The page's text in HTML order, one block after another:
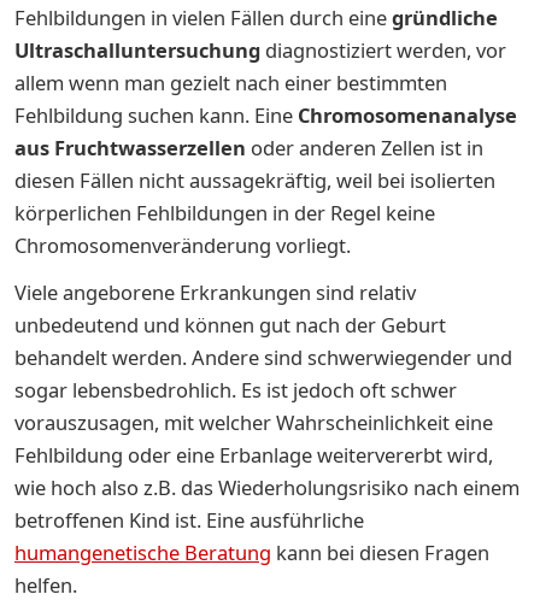
Fehlbildungen in vielen Fällen durch einegründliche
Ultraschalluntersuchung diagnostiziert werden, vor
allem wenn man gezielt nach einer bestimmten
Fehlbildung suchen kann. Eine Chromosomenanalyse
aus Fruchtwasserzellen oder anderen Zellen ist in
diesen Fällen nicht aussagekräftig, weil bei isolierten
körperlichen Fehlbildungen in der Regel keine
Chromosomenveränderung vorliegt.
Viele angeborene Erkrankungen sind relativ
unbedeutend und können gut nach der Geburt
behandelt werden. Andere sind schwerwiegender und
sogar lebensbedrohlich. Es ist jedoch oft schwer
vorauszusagen, mit welcher Wahrscheinlichkeit eine
Fehlbildung oder eine Erbanlage weitervererbt wird,
wie hoch also z.B. das Wiederholungsrisiko nach einem
betroffenen Kind ist. Eine ausführliche
humangenetische Beratung kann bei diesen Fragen
helfen.